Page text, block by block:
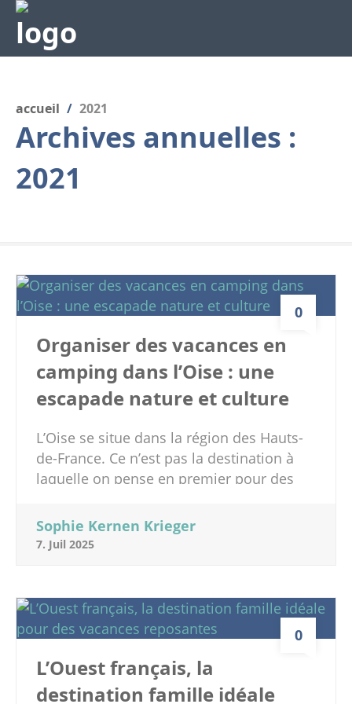
accueil / 2021
Archives annuelles :
2021
Organiser des vacances en
camping dans l’Oise : une
escapade nature et culture
0
L’Oise se situe dans la région des Hauts-
de-France. Ce n’est pas la destination à
laquelle on pense en premier pour des
département est riche en histoire, en
culture et il offre des paysages naturels
mobilhome ou l’attrait des logements
insolites en pleine nature nous avons ce
qu’il vous faut ! En effet, le camping de Le
Trye est une chouette adresse avec des
enfants. Nous vous invitons à découvrir
Sophie Kernen Krieger
7. Juil 2025
L’Ouest français, la
destination famille idéale
0